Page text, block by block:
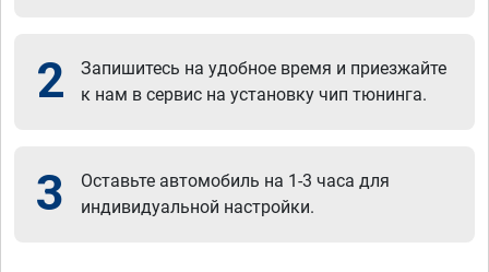
2
Запишитесь на удобное время и приезжайте
к нам в сервис на установку чип тюнинга.
3
Оставьте автомобиль на 1-3 часа для
индивидуальной настройки.